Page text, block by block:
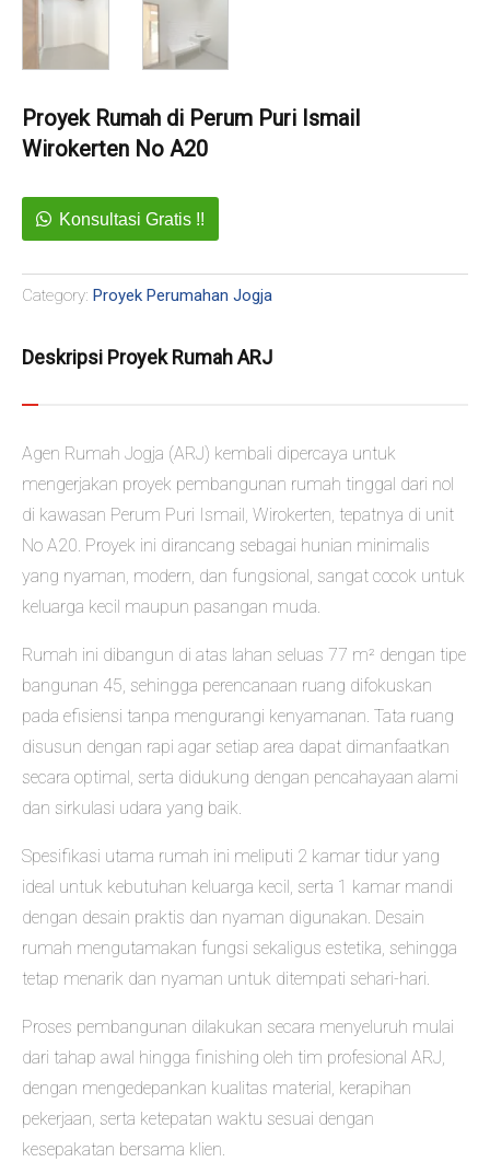
Proyek Rumah di Perum Puri Ismail
Wirokerten No A20
Konsultasi Gratis !!
Category: Proyek Perumahan Jogja
Deskripsi Proyek Rumah ARJ
Agen Rumah Jogja (ARJ) kembali dipercaya untuk
mengerjakan proyek pembangunan rumah tinggal dari nol
di kawasan Perum Puri Ismail, Wirokerten, tepatnya di unit
No A20. Proyek ini dirancang sebagai hunian minimalis
yang nyaman, modern, dan fungsional, sangat cocok untuk
keluarga kecil maupun pasangan muda.
Rumah ini dibangun di atas lahan seluas 77 m² dengan tipe
bangunan 45, sehingga perencanaan ruang difokuskan
pada efisiensi tanpa mengurangi kenyamanan. Tata ruang
disusun dengan rapi agar setiap area dapat dimanfaatkan
secara optimal, serta didukung dengan pencahayaan alami
dan sirkulasi udara yang baik.
Spesifikasi utama rumah ini meliputi 2 kamar tidur yang
ideal untuk kebutuhan keluarga kecil, serta 1 kamar mandi
dengan desain praktis dan nyaman digunakan. Desain
rumah mengutamakan fungsi sekaligus estetika, sehingga
tetap menarik dan nyaman untuk ditempati sehari-hari.
Proses pembangunan dilakukan secara menyeluruh mulai
dari tahap awal hingga finishing oleh tim profesional ARJ,
dengan mengedepankan kualitas material, kerapihan
pekerjaan, serta ketepatan waktu sesuai dengan
kesepakatan bersama klien.